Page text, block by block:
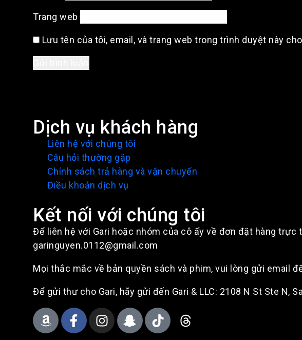
Trang web
Lưu tên của tôi, email, và trang web trong trình duyệt này
Dịch vụ khách hàng
Liên hệ với chúng tôi
Câu hỏi thường gặp
Chính sách trả hàng và vận chuyển
Điều khoản dịch vụ
Kết nối với chúng tôi
Để liên hệ với Gari hoặc nhóm của cô ấy về đơn đặt hàng
garinguyen.0112@gmail.com
Mọi thắc mắc về bản quyền sách và phim, vui lòng gửi email
Để gửi thư cho Gari, hãy gửi đến Gari & LLC: 2108 N St Ste N,